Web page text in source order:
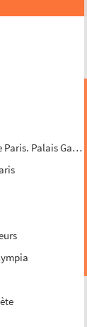
Palais Garnier